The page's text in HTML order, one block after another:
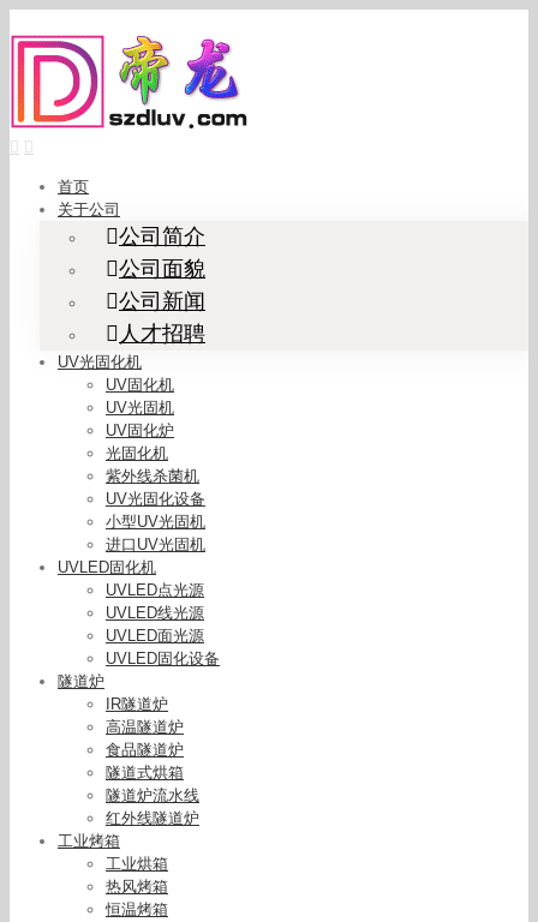
to
content
首页
关于公司
公司简介
公司面貌
公司新闻
人才招聘
UV光固化机
UV固化机
UV光固机
UV固化炉
光固化机
紫外线杀菌机
UV光固化设备
小型UV光固机
进口UV光固机
UVLED固化机
UVLED点光源
UVLED线光源
UVLED面光源
UVLED固化设备
隧道炉
IR隧道炉
高温隧道炉
食品隧道炉
隧道式烘箱
隧道炉流水线
红外线隧道炉
工业烤箱
工业烘箱
热风烤箱
恒温烤箱